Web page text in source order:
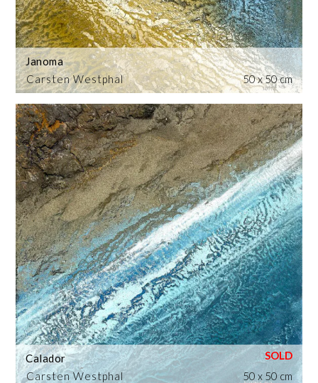
Carsten Westphal
Janoma
50 x 50 cm
Carsten Westphal
Calador
50 x 50 cm